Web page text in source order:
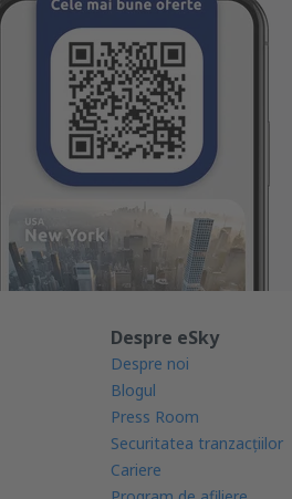
Despre eSky
Despre noi
Blogul
Press Room
Securitatea tranzacţiilor
Cariere